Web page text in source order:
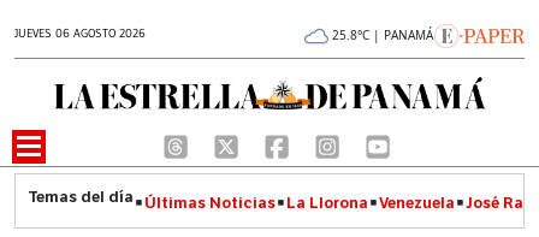
JUEVES 06 AGOSTO 2026 25.8°C | PANAMÁ
Últimas Noticias La Llorona Venezuela José